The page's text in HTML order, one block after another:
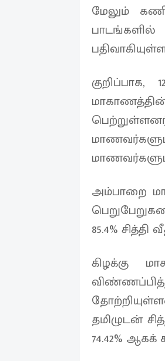
மேலும்
அம்பாறை
85.4%
கிழக்கு
தமிழுடன்
74.42% ஆகக்